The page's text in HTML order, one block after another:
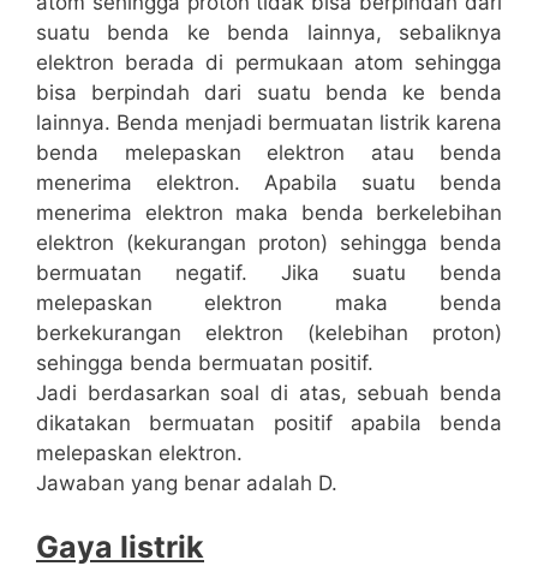
suatu benda ke benda lainnya, sebaliknya
elektron berada di permukaan atom sehingga
bisa berpindah dari suatu benda ke benda
lainnya. Benda menjadi bermuatan listrik karena
benda melepaskan elektron atau benda
menerima elektron. Apabila suatu benda
menerima elektron maka benda berkelebihan
elektron (kekurangan proton) sehingga benda
bermuatan negatif. Jika suatu benda
melepaskan elektron maka benda
berkekurangan elektron (kelebihan proton)
sehingga benda bermuatan positif.
Jadi berdasarkan soal di atas, sebuah benda
dikatakan bermuatan positif apabila benda
melepaskan elektron.
Jawaban yang benar adalah D.
Gaya listrik